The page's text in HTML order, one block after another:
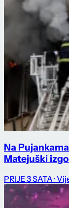
Na
Matejuški
PRIJE 3 SATA ·